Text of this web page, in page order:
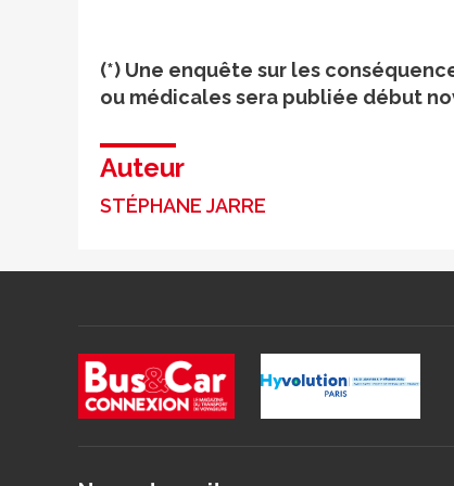
(*) Une enquête sur les
ou médicales sera publiée début
Auteur
STÉPHANE JARRE